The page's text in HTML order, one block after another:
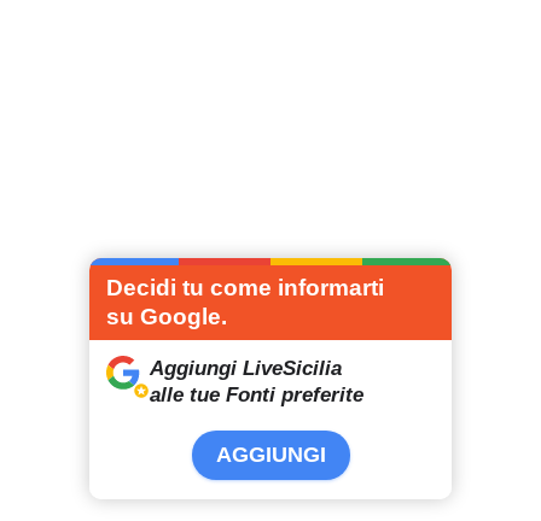
Decidi tu come informarti
su Google.
Aggiungi LiveSicilia
alle tue Fonti preferite
AGGIUNGI